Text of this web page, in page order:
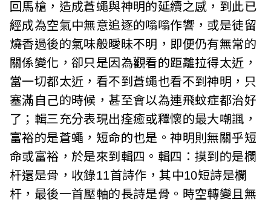
回馬槍，造成蒼蠅與神明的延續之感，到此已
經成為空氣中無意追逐的嗡嗡作響，或是徒留
燒香過後的氣味般曖昧不明，即便仍有無常的
關係變化，卻只是因為觀看的距離拉得太近，
當一切都太近，看不到蒼蠅也看不到神明，只
塞滿自己的時候，甚至會以為連飛蚊症都治好
了；輯三充分表現出痊癒或釋懷的最大嘲諷，
富裕的是蒼蠅，短命的也是。神明則無關乎短
命或富裕，於是來到輯四。輯四：摸到的是欄
杆還是骨，收錄11首詩作，其中10短詩是欄
杆，最後一首壓軸的長詩是骨。時空轉變且無